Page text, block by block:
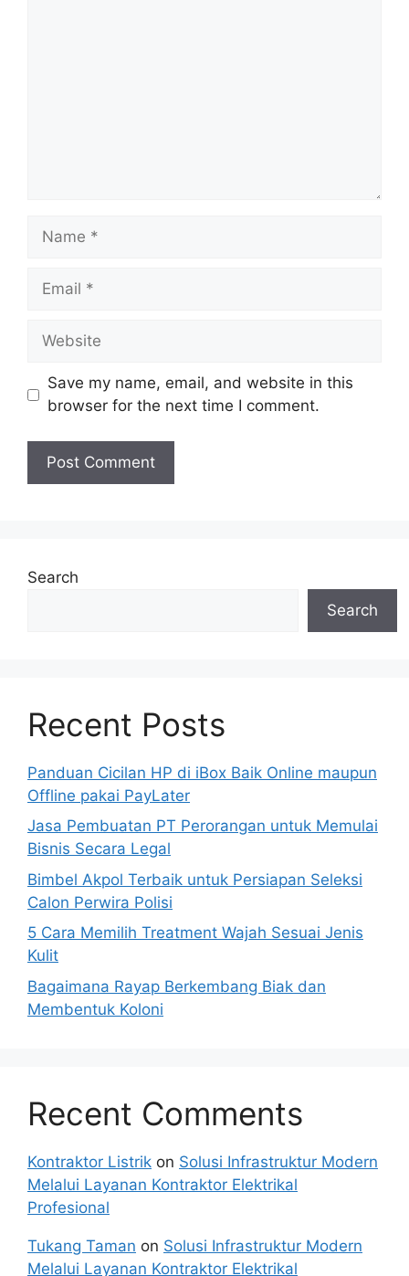
Name
Email
Website
Save my name, email, and website in this
browser for the next time I comment.
Search
Search
Recent Posts
Panduan Cicilan HP di iBox Baik Online maupun
Offline pakai PayLater
Jasa Pembuatan PT Perorangan untuk Memulai
Bisnis Secara Legal
Bimbel Akpol Terbaik untuk Persiapan Seleksi
Calon Perwira Polisi
5 Cara Memilih Treatment Wajah Sesuai Jenis
Kulit
Bagaimana Rayap Berkembang Biak dan
Membentuk Koloni
Recent Comments
Kontraktor Listrik on Solusi Infrastruktur Modern
Melalui Layanan Kontraktor Elektrikal
Profesional
Tukang Taman on Solusi Infrastruktur Modern
Melalui Layanan Kontraktor Elektrikal